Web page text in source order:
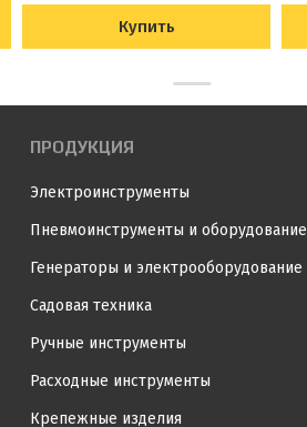
Купить
ПРОДУКЦИЯ
Электроинструменты
Пневмоинструменты и оборудование
Генераторы и электрооборудование
Садовая техника
Ручные инструменты
Расходные инструменты
Крепежные изделия